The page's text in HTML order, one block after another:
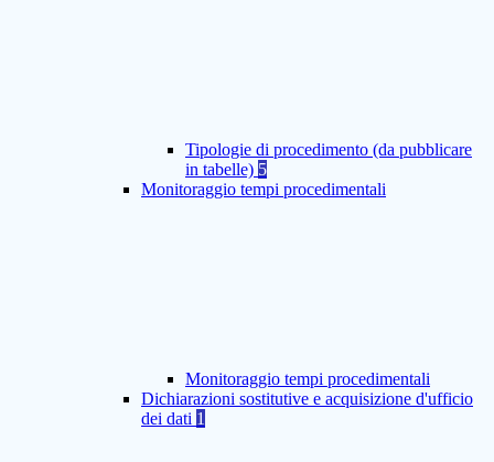
Tipologie di procedimento (da pubblicare
in tabelle) 5
Monitoraggio tempi procedimentali
Monitoraggio tempi procedimentali
Dichiarazioni sostitutive e acquisizione d'ufficio
dei dati 1